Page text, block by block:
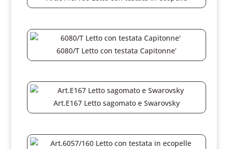
6080/T Letto con testata Capitonne’
Art.E167 Letto sagomato e Swarovsky